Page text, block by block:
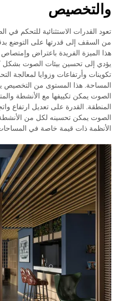
والتخصيص
تعود القدرات الاستثنائية للتحكم في
من السقف إلى قدرتها على التوضع
هذا الميزة الفريدة باعتراض
يؤدي إلى تحسين بيئات الصوت بشكل
تكوينات وأرتفاعات وزوايا لمعالجة
المساحة. هذا المستوى من التخصيص
الصوت يمكن تكييفها مع الأنشطة
المنطقة. القدرة على تعديل ارتفاع
الصوت يمكن تحسينه لكل من
الأنظمة ذات قيمة خاصة في